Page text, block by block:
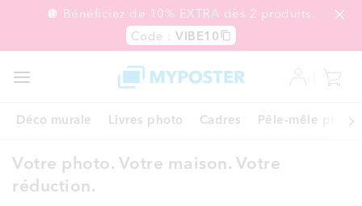
🪩 Bénéficiez de 10% EXTRA dès 2 produits.
Code :VIBE10
PROMO
EXPRESS
Déco murale Livres photo Cadres Pêle-mêle photo
Votre photo. Votre maison. Votre
réduction.